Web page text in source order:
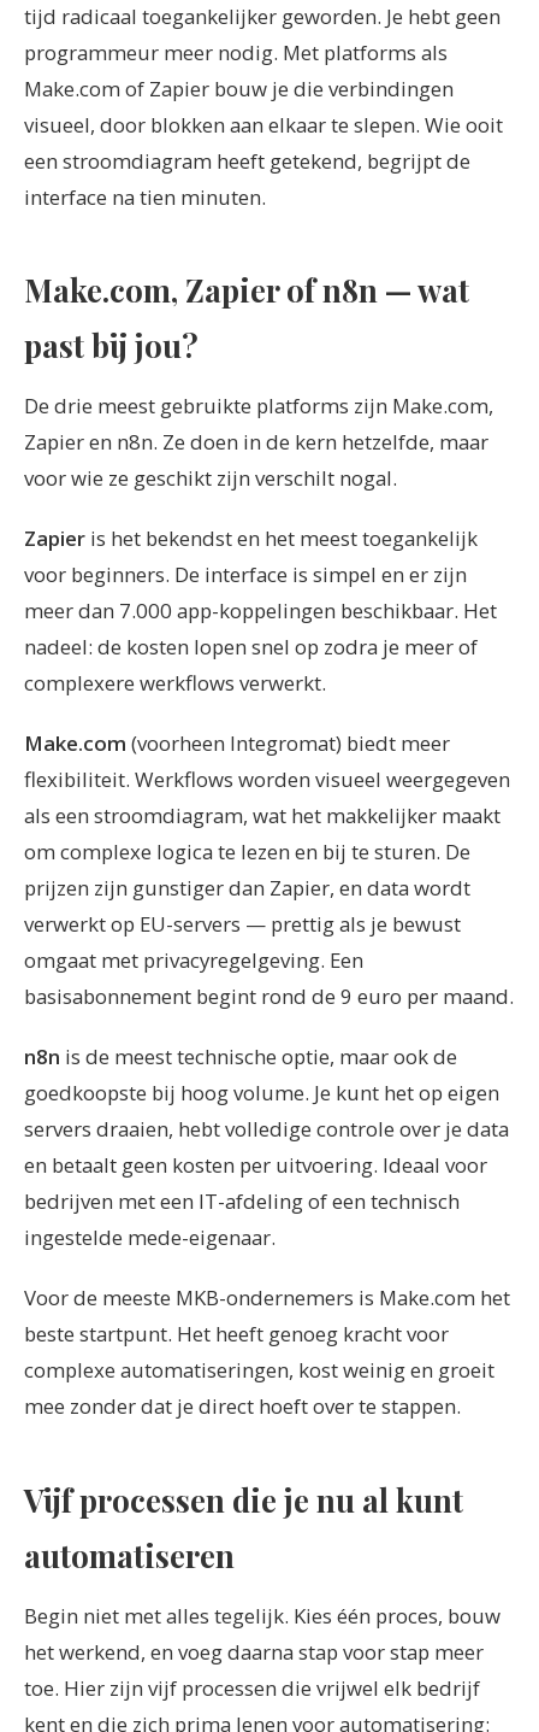
tijd radicaal toegankelijker geworden. Je hebt geen
programmeur meer nodig. Met platforms als
Make.com of Zapier bouw je die verbindingen
visueel, door blokken aan elkaar te slepen. Wie ooit
een stroomdiagram heeft getekend, begrijpt de
interface na tien minuten.
Make.com, Zapier of n8n — wat
past bij jou?
De drie meest gebruikte platforms zijn Make.com,
Zapier en n8n. Ze doen in de kern hetzelfde, maar
voor wie ze geschikt zijn verschilt nogal.
Zapier is het bekendst en het meest toegankelijk
voor beginners. De interface is simpel en er zijn
meer dan 7.000 app-koppelingen beschikbaar. Het
nadeel: de kosten lopen snel op zodra je meer of
complexere werkflows verwerkt.
Make.com (voorheen Integromat) biedt meer
flexibiliteit. Werkflows worden visueel weergegeven
als een stroomdiagram, wat het makkelijker maakt
om complexe logica te lezen en bij te sturen. De
prijzen zijn gunstiger dan Zapier, en data wordt
verwerkt op EU-servers — prettig als je bewust
omgaat met privacyregelgeving. Een
basisabonnement begint rond de 9 euro per maand.
n8n is de meest technische optie, maar ook de
goedkoopste bij hoog volume. Je kunt het op eigen
servers draaien, hebt volledige controle over je data
en betaalt geen kosten per uitvoering. Ideaal voor
bedrijven met een IT-afdeling of een technisch
ingestelde mede-eigenaar.
Voor de meeste MKB-ondernemers is Make.com het
beste startpunt. Het heeft genoeg kracht voor
complexe automatiseringen, kost weinig en groeit
mee zonder dat je direct hoeft over te stappen.
Vijf processen die je nu al kunt
automatiseren
Begin niet met alles tegelijk. Kies één proces, bouw
het werkend, en voeg daarna stap voor stap meer
toe. Hier zijn vijf processen die vrijwel elk bedrijf
kent en die zich prima lenen voor automatisering: